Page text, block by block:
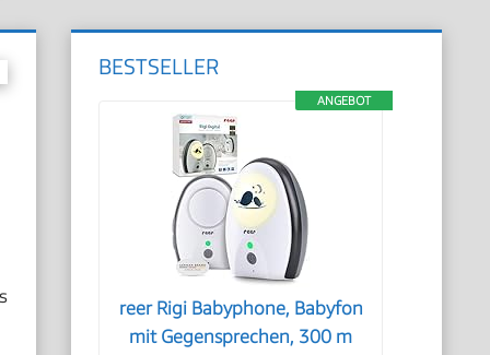
BESTSELLER
ANGEBOT
reer Rigi Babyphone, Babyfon
mit Gegensprechen, 300 m